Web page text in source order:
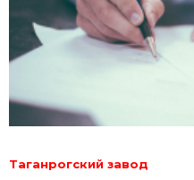
Таганрогский завод